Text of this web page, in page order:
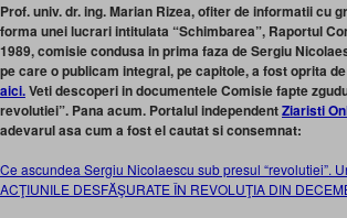
Prof. univ. dr. ing. Marian Rizea, ofiter de informatii cu
forma unei lucrari intitulata “Schimbarea”, Raportul
1989, comisie condusa in prima faza de Sergiu
pe care o publicam integral, pe capitole, a fost oprita
aici.Veti descoperi in documentele Comisie fapte
revolutiei”. Pana acum. Portalul independentZiaristi
adevarul asa cum a fost el cautat si consemnat:
Ce ascundea Sergiu Nicolaescu sub presul “revolutiei”.
ACŢIUNILE DESFĂŞURATE ÎN REVOLUŢIA DIN